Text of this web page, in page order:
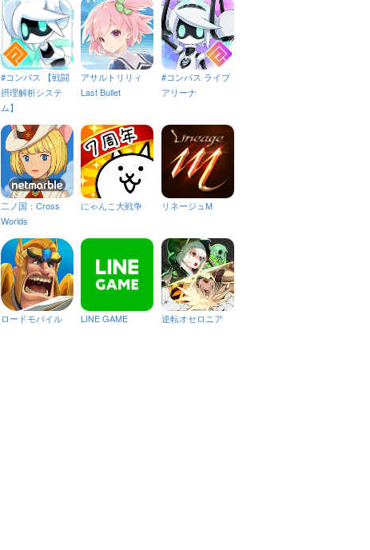
#コンパス 【戦闘
摂理解析システ
ム】
アサルトリリィ
Last Bullet
#コンパス ライブ
アリーナ
二ノ国：Cross
Worlds
にゃんこ大戦争 リネージュM
ロードモバイル LINE GAME 逆転オセロニア